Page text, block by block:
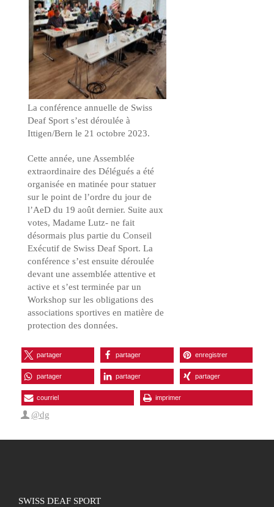
La conférence annuelle de Swiss
Deaf Sport s’est déroulée à
Ittigen/Bern le 21 octobre 2023.
Cette année, une Assemblée
extraordinaire des Délégués a été
organisée en matinée pour statuer
sur le point de l’ordre du jour de
l’AeD du 19 août dernier. Suite aux
votes, Madame Lutz- ne fait
désormais plus partie du Conseil
Exécutif de Swiss Deaf Sport. La
conférence s’est ensuite déroulée
devant une assemblée attentive et
active et s’est terminée par un
Workshop sur les obligations des
associations sportives en matière de
protection des données.
partager partager enregistrer
partager partager partager
courriel imprimer
@dg
SWISS DEAF SPORT